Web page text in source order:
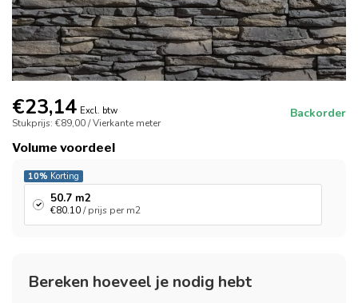
€23,14 Excl. btw
Stukprijs: €89,00 / Vierkante meter
Backorder
Volume voordeel
10% Korting
50.7 m2
€80.10/ prijs per m2
Bereken hoeveel je nodig hebt